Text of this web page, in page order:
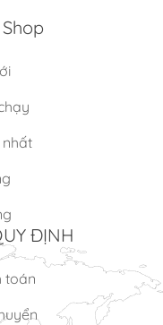
ĐỊNH
toán